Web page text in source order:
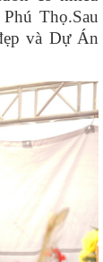
Thọ.Sau
và Dự Án